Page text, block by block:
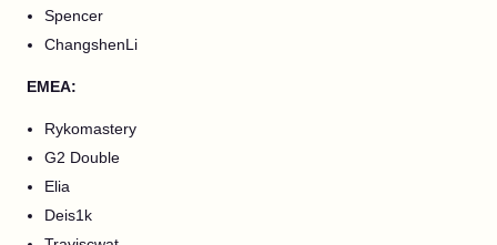
Spencer
ChangshenLi
EMEA:
Rykomastery
G2 Double
Elia
Deis1k